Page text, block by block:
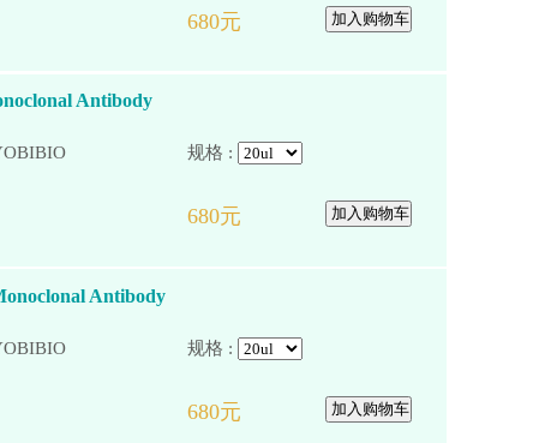
Antibody
规格 :
Antibody
规格 :